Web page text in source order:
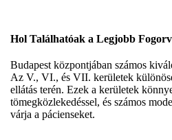
Hol Találhatóak a Legjobb
Budapest központjában számos
Az V., VI., és VII. kerületek
ellátás terén. Ezek a kerületek
tömegközlekedéssel, és számos
várja a pácienseket.